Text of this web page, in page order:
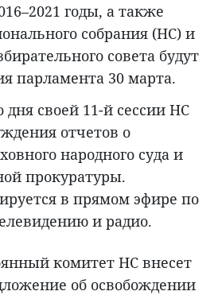
годы, а также
собрания (НС) и
совета будут
парламента 30 марта.
дня своей 11-й сессии НС
отчетов о
народного суда и
прокуратуры.
в прямом эфире по
и радио.
комитет НС внесет
об освобождении